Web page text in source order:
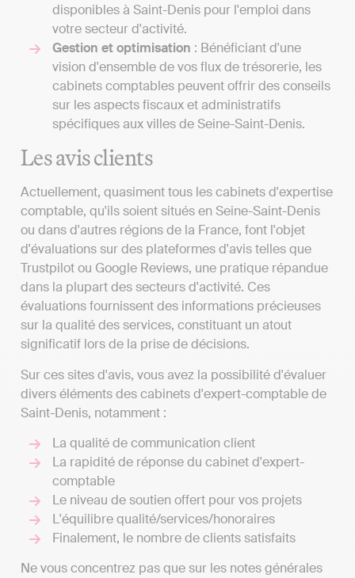
disponibles à Saint-Denis pour l'emploi dans
votre secteur d'activité.
Gestion et optimisation : Bénéficiant d'une
vision d'ensemble de vos flux de trésorerie, les
cabinets comptables peuvent offrir des conseils
sur les aspects fiscaux et administratifs
spécifiques aux villes de Seine-Saint-Denis.
Les avis clients
Actuellement, quasiment tous les cabinets d'expertise
comptable, qu'ils soient situés en Seine-Saint-Denis
ou dans d'autres régions de la France, font l'objet
d'évaluations sur des plateformes d'avis telles que
Trustpilot ou Google Reviews, une pratique répandue
dans la plupart des secteurs d'activité. Ces
évaluations fournissent des informations précieuses
sur la qualité des services, constituant un atout
significatif lors de la prise de décisions.
Sur ces sites d'avis, vous avez la possibilité d'évaluer
divers éléments des cabinets d'expert-comptable de
Saint-Denis, notamment :
La qualité de communication client
La rapidité de réponse du cabinet d'expert-
comptable
Le niveau de soutien offert pour vos projets
L'équilibre qualité/services/honoraires
Finalement, le nombre de clients satisfaits
Ne vous concentrez pas que sur les notes générales